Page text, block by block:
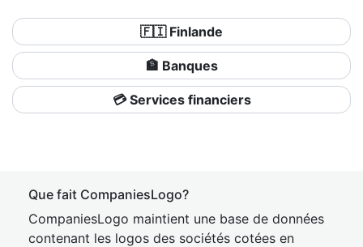
🇫🇮 Finlande
🏦 Banques
💳 Services financiers
Que fait CompaniesLogo?
CompaniesLogo maintient une base de données
contenant les logos des sociétés cotées en